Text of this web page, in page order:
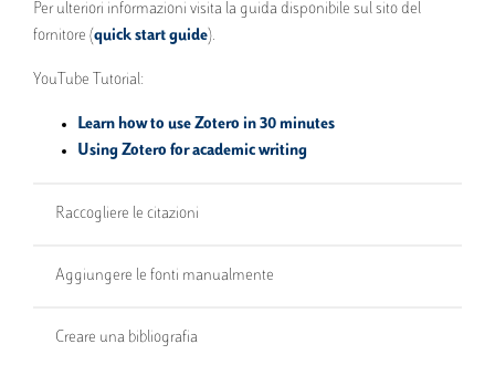
Per ulteriori informazioni visita la guida disponibile sul sito del
fornitore (quick start guide).
YouTube Tutorial:
Learn how to use Zotero in 30 minutes
Using Zotero for academic writing
Raccogliere le citazioni
Aggiungere le fonti manualmente
Creare una bibliografia